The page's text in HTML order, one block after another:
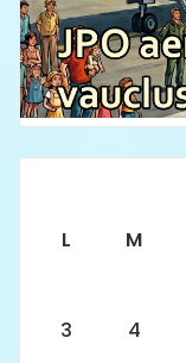
L
M
3
4